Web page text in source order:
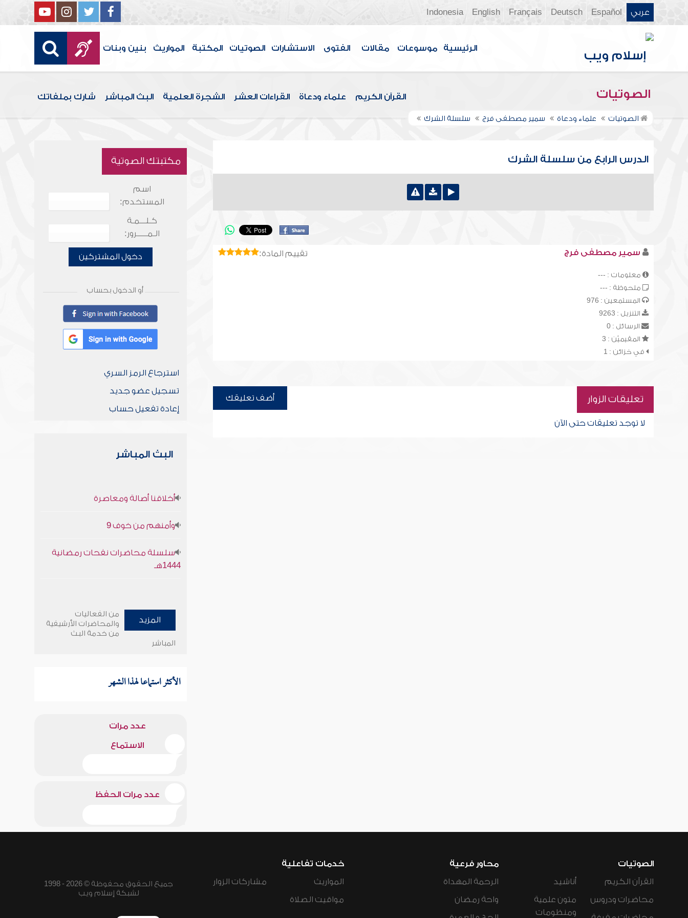
عربي Español
Deutsch
Français
English
Indonesia
الرئيسية موسوعات مقالات الفتوى الاستشارات الصوتيات المكتبة المواريث بنين وبنات
الصوتيات القرآن الكريم علماء ودعاة القراءات العشر الشجرة العلمية البث المباشر شارك بملفاتك
الصوتيات علماء ودعاة سمير مصطفى فرج سلسلة الشرك
الدرس الرابع من سلسلة الشرك
تقييم المادة: سمير مصطفى فرج
معلومات : ---
ملحوظة : ---
المستمعين : 976
التنزيل : 9263
الرسائل : 0
المقيميّن : 3
في خزائن : 1
تعليقات الزوار أضف تعليقك
لا توجد تعليقات حتى الآن
مكتبتك الصوتية
اسم
المستخدم:
كـلـــمـة
الـمـــــرور:
دخول المشتركين
أو الدخول بحساب
استرجاع الرمز السري
تسجيل عضو جديد
إعادة تفعيل حساب
البث المباشر
أخلاقنا أصالة ومعاصرة
وأمنهم من خوف 9
سلسلة محاضرات نفحات رمضانية
1444هـ
المزيد
من الفعاليات
والمحاضرات الأرشيفية
من خدمة البث
المباشر
الأكثر استماعا لهذا الشهر
عدد مرات
الاستماع
عدد مرات الحفظ
الصوتيات
القرآن الكريم
محاضرات ودروس
أناشيد
متون علمية
ومنظومات
محاور فرعية
الرحمة المهداة
واحة رمضان
خدمات تفاعلية
المواريث
مواقيت الصلاة
مشاركات الزوار
جميع الحقوق محفوظة © 2026 - 1998
لشبكة إسلام ويب